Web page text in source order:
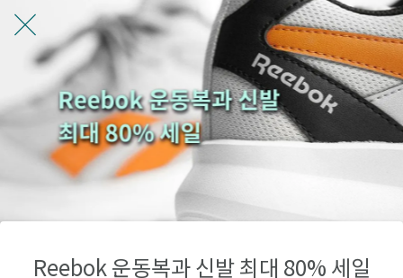
Reebok 운동복과 신발 최대 80% 세일